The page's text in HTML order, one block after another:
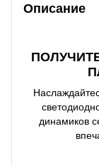
Описание
динамиков